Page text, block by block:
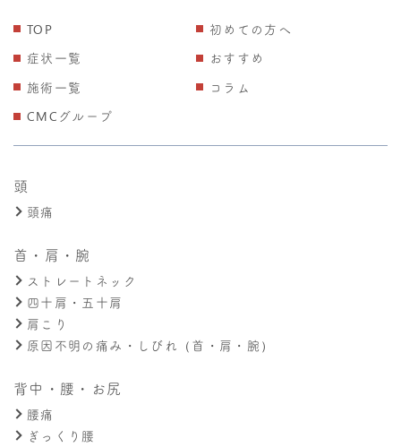
TOP
初めての方へ
症状一覧
おすすめ
施術一覧
コラム
CMCグループ
頭
頭痛
首・肩・腕
ストレートネック
四十肩・五十肩
肩こり
原因不明の痛み・しびれ（首・肩・腕）
背中・腰・お尻
腰痛
ぎっくり腰